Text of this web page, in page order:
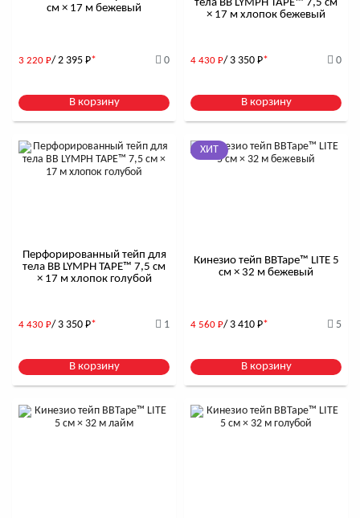
см × 17 м бежевый
3 220 Р/ 2 395 Р* 0
В корзину
тела BB LYMPH TAPE™ 7,5 см
× 17 м хлопок бежевый
4 430 Р/ 3 350 Р* 0
В корзину
Перфорированный тейп для
тела BB LYMPH TAPE™ 7,5 см
× 17 м хлопок голубой
4 430 Р/ 3 350 Р* 1
В корзину
ХИТ
Кинезио тейп BBTape™ LITE 5
см × 32 м бежевый
4 560 Р/ 3 410 Р* 5
В корзину